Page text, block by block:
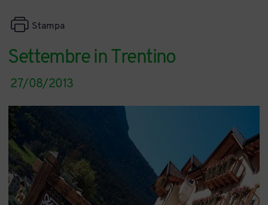
Settembre in Trentino
Stampa
27/08/2013